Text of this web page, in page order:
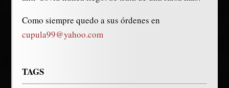
Como siempre quedo a sus órdenes en
cupula99@yahoo.com
TAGS